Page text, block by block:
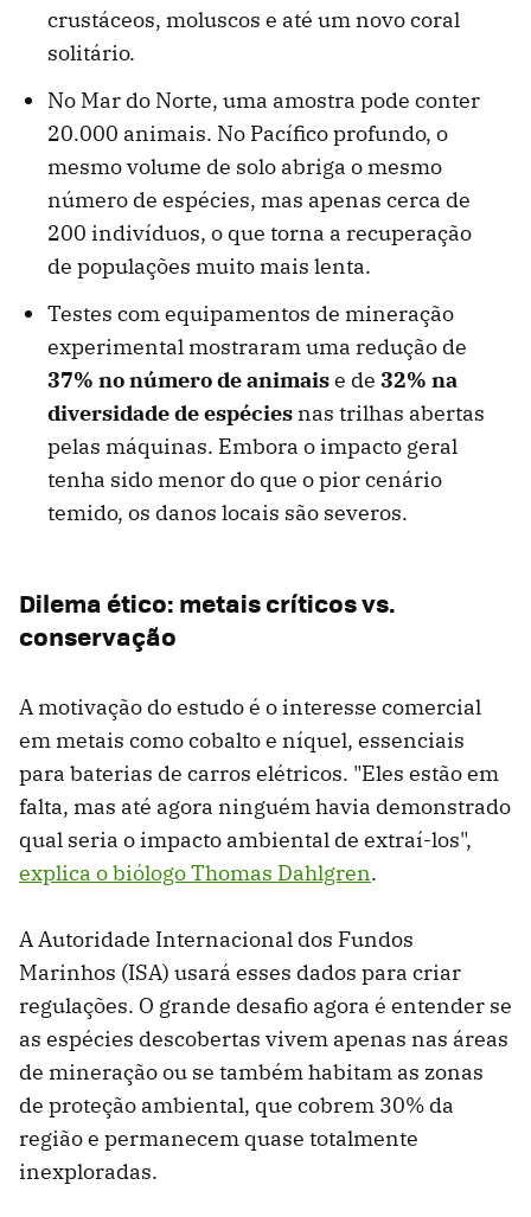
crustáceos, moluscos e até um novo coral
solitário.
No Mar do Norte, uma amostra pode conter
20.000 animais. No Pacífico profundo, o
mesmo volume de solo abriga o mesmo
número de espécies, mas apenas cerca de
200 indivíduos, o que torna a recuperação
de populações muito mais lenta.
Testes com equipamentos de mineração
experimental mostraram uma redução de
37% no número de animaise de 32% na
diversidade de espécies nas trilhas abertas
pelas máquinas. Embora o impacto geral
tenha sido menor do que o pior cenário
temido, os danos locais são severos.
Dilema ético: metais críticos vs.
conservação
A motivação do estudo é o interesse comercial
em metais como cobalto e níquel, essenciais
para baterias de carros elétricos. "Eles estão em
falta, mas até agora ninguém havia demonstrado
qual seria o impacto ambiental de extraí-los",
explica o biólogo Thomas Dahlgren.
A Autoridade Internacional dos Fundos
Marinhos (ISA) usará esses dados para criar
regulações. O grande desafio agora é entender se
as espécies descobertas vivem apenas nas áreas
de mineração ou se também habitam as zonas
de proteção ambiental, que cobrem 30% da
região e permanecem quase totalmente
inexploradas.